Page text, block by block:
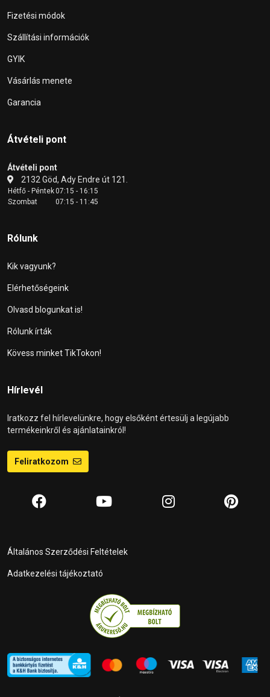
Fizetési módok
Szállítási információk
GYIK
Vásárlás menete
Garancia
Átvételi pont
Átvételi pont
2132 Göd, Ady Endre út 121.
Hétfő - Péntek07:15 - 16:15
Szombat
07:15 - 11:45
Rólunk
Kik vagyunk?
Elérhetőségeink
Olvasd blogunkat is!
Rólunk írták
Kövess minket TikTokon!
Hírlevél
Iratkozz fel hírlevelünkre, hogy elsőként értesülj a legújabb
termékeinkről és ajánlatainkról!
Feliratkozom
Általános Szerződési Feltételek
Adatkezelési tájékoztató